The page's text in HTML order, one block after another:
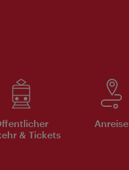
& Tickets
Anreise